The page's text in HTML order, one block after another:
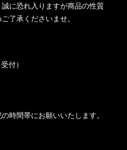
に恐れ入りますが商品の性質
了承くださいませ。
付）
時間帯にお願いいたします。